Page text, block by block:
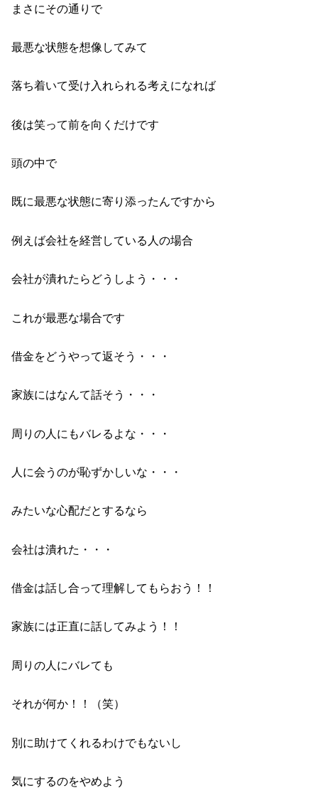
まさにその通りで
最悪な状態を想像してみて
落ち着いて受け入れられる考えになれば
後は笑って前を向くだけです
頭の中で
既に最悪な状態に寄り添ったんですから
例えば会社を経営している人の場合
会社が潰れたらどうしよう・・・
これが最悪な場合です
借金をどうやって返そう・・・
家族にはなんて話そう・・・
周りの人にもバレるよな・・・
人に会うのが恥ずかしいな・・・
みたいな心配だとするなら
会社は潰れた・・・
借金は話し合って理解してもらおう！！
家族には正直に話してみよう！！
周りの人にバレても
それが何か！！（笑）
別に助けてくれるわけでもないし
気にするのをやめよう